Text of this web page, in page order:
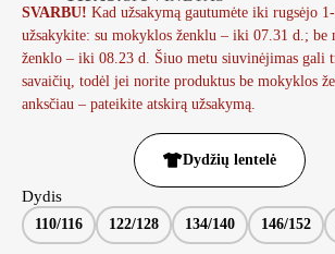
SVARBU! Kad užsakymą gautumėte iki rugsėjo 1-
užsakykite: su mokyklos ženklu – iki 07.31 d.; be
ženklo – iki 08.23 d. Šiuo metu siuvinėjimas gali
savaičių, todėl jei norite produktus be mokyklos
anksčiau – pateikite atskirą užsakymą.
Dydžių lentelė
Dydis
110/116 122/128 134/140 146/152